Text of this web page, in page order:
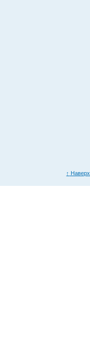
↑ Наверх